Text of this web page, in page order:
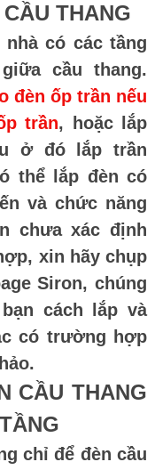
THANG
có các tầng
cầu thang.
đèn ốp trần nếu
trần, hoặc lắp
ở đó lắp trần
thể lắp đèn có
và chức năng
chưa xác định
xin hãy chụp
Siron, chúng
cách lắp và
có trường hợp
CẦU THANG
chỉ để đèn cầu